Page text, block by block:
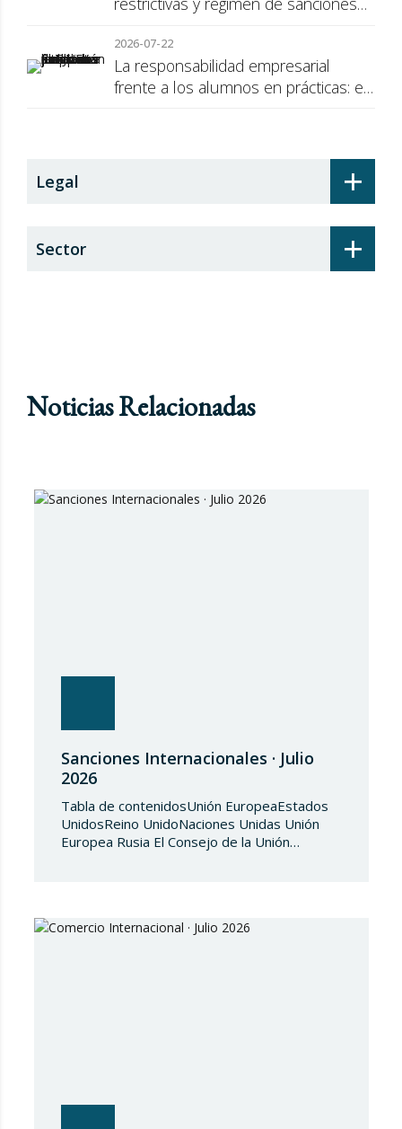
2026-07-22
La responsabilidad empresarial
frente a los alumnos en prácticas: el
+
Legal
+
Sector
Noticias Relacionadas
Sanciones Internacionales · Julio
2026
Tabla de contenidosUnión EuropeaEstados
UnidosReino UnidoNaciones Unidas Unión
Europea Rusia El Consejo de la Unión
(UE) 2018/1542 relativo a la adopción de